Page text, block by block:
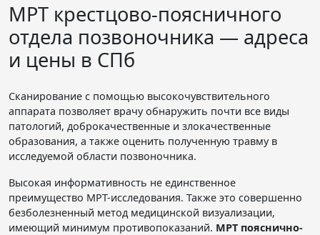
МРТ крестцово-поясничного
отдела позвоночника — адреса
и цены в СПб
Сканирование с помощью высокочувствительного
аппарата позволяет врачу обнаружить почти все виды
патологий, доброкачественные и злокачественные
образования, а также оценить полученную травму в
исследуемой области позвоночника.
Высокая информативность не единственное
преимущество МРТ-исследования. Также это совершенно
безболезненный метод медицинской визуализации,
имеющий минимум противопоказаний. МРТ пояснично-